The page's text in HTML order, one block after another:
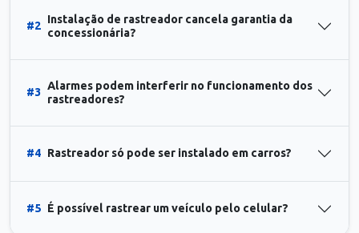
#2
Instalação de rastreador cancela garantia da
concessionária?
#3
Alarmes podem interferir no funcionamento dos
rastreadores?
#4 Rastreador só pode ser instalado em carros?
#5 É possível rastrear um veículo pelo celular?